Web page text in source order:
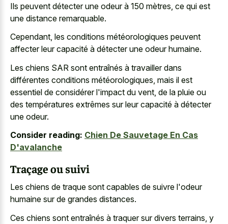
Ils peuvent détecter une odeur à 150 mètres, ce qui est
une distance remarquable.
Cependant, les conditions météorologiques peuvent
affecter leur capacité à détecter une odeur humaine.
Les chiens SAR sont entraînés à travailler dans
différentes conditions météorologiques, mais il est
essentiel de considérer l'impact du vent, de la pluie ou
des températures extrêmes sur leur capacité à détecter
une odeur.
Consider reading: Chien De Sauvetage En Cas
D'avalanche
Traçage ou suivi
Les chiens de traque sont capables de suivre l'odeur
humaine sur de grandes distances.
Ces chiens sont entraînés à traquer sur divers terrains, y